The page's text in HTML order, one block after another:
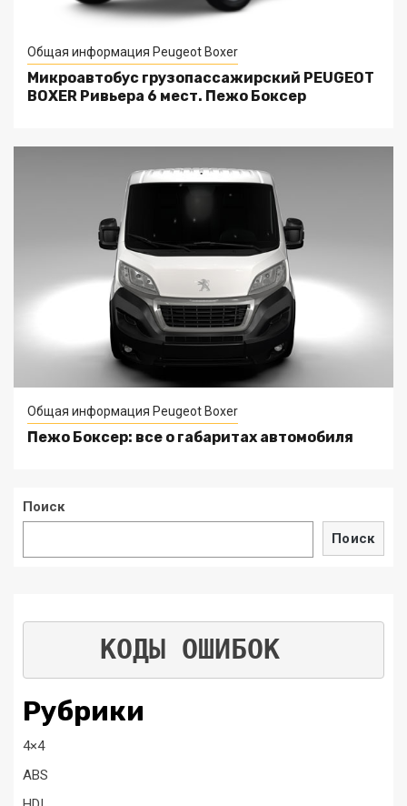
Общая информация Peugeot Boxer
Микроавтобус грузопассажирский PEUGEOT
BOXER Ривьера 6 мест. Пежо Боксер
Общая информация Peugeot Boxer
Пежо Боксер: все о габаритах автомобиля
Поиск
Поиск
КОДЫ ОШИБОК
Рубрики
4×4
ABS